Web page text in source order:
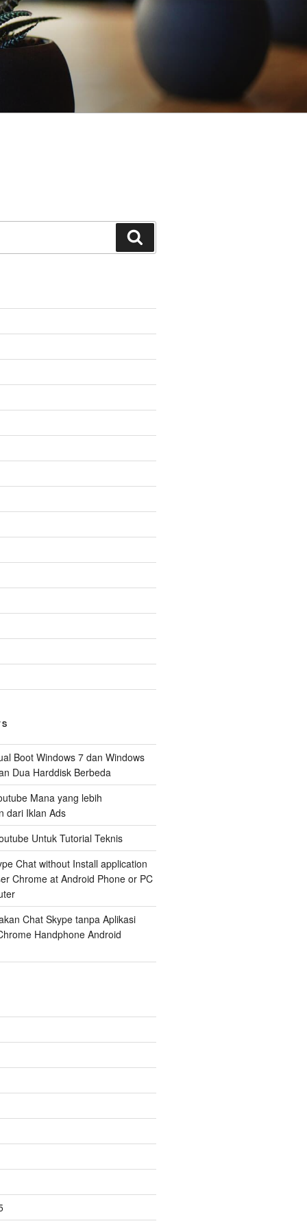
Boot Windows 7 dan Windows
Dua Harddisk Berbeda
Mana yang lebih
dari Iklan Ads
Untuk Tutorial Teknis
Chat without Install application
Chrome at Android Phone or PC
Chat Skype tanpa Aplikasi
Handphone Android